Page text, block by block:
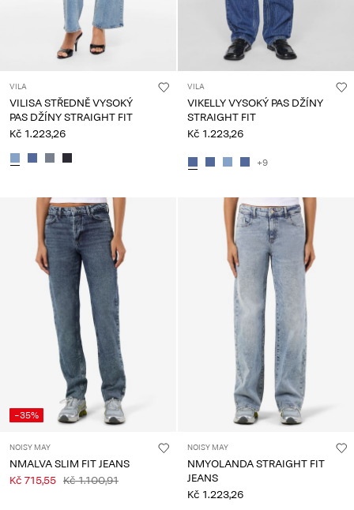
VILA
VILISA STŘEDNĚ VYSOKÝ
PAS DŽÍNY STRAIGHT FIT
Kč 1.223,26
VILA
VIKELLY VYSOKÝ PAS DŽÍNY
STRAIGHT FIT
Kč 1.223,26
+9
-35%
NOISY MAY
NMALVA SLIM FIT JEANS
Kč 715,55 Kč 1.100,91
NOISY MAY
NMYOLANDA STRAIGHT FIT
JEANS
Kč 1.223,26